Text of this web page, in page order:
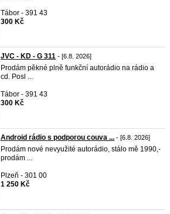
Tábor - 391 43
300 Kč
JVC - KD - G 311 - [6.8. 2026]
Prodám pěkné plně funkční autorádio na rádio a
cd. Posl ...
Tábor - 391 43
300 Kč
Android rádio s podporou couva ... - [6.8. 2026]
Prodám nové nevyužité autorádio, stálo mě 1990,-
prodám ...
Plzeň - 301 00
1 250 Kč